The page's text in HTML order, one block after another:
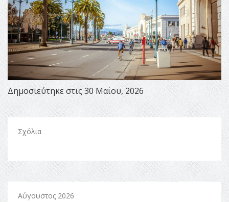
Δημοσιεύτηκε στις 30 Μαΐου, 2026
Σχόλια
Αύγουστος 2026